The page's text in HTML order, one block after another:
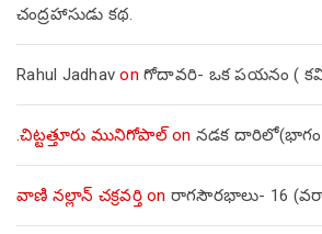
చంద్రహాసుడు కథ.
Rahul Jadhav on గోదావరి- ఒక పయనం (
.చిట్టత్తూరు మునిగోపాల్on నడక
వాణి నల్లాన్ చక్రవర్తిon రాగసౌరభాలు- 16